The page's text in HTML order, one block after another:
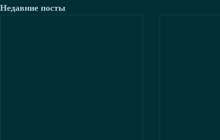
Недавние посты